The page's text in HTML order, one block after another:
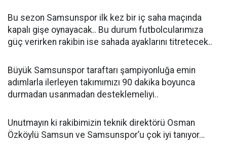
Bu sezon Samsunspor ilk kez bir iç saha maçında
kapalı gişe oynayacak.. Bu durum futbolcularımıza
güç verirken rakibin ise sahada ayaklarını titretecek..
Büyük Samsunspor taraftarı şampiyonluğa emin
adımlarla ilerleyen takımımızı 90 dakika boyunca
durmadan usanmadan desteklemeliyi..
Unutmayın ki rakibimizin teknik direktörü Osman
Özköylü Samsun ve Samsunspor’u çok iyi tanıyor…